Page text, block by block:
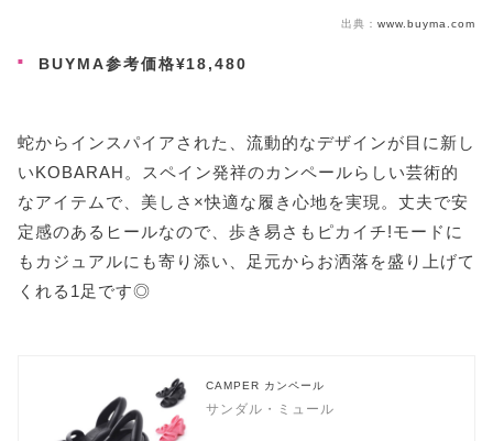
出典： www.buyma.com
BUYMA参考価格¥18,480
蛇からインスパイアされた、流動的なデザインが目に新し
いKOBARAH。スペイン発祥のカンペールらしい芸術的
なアイテムで、美しさ×快適な履き心地を実現。丈夫で安
定感のあるヒールなので、歩き易さもピカイチ!モードに
もカジュアルにも寄り添い、足元からお洒落を盛り上げて
くれる1足です◎
CAMPER カンペール
サンダル・ミュール